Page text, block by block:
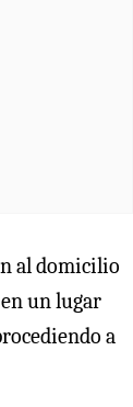
al domicilio
un lugar
a